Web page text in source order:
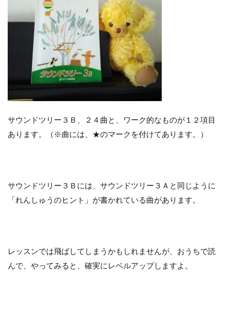
サウンドツリー３Ｂ、２４曲と、ワーク的なものが１２項目
あります。（※曲には、★のマークを付けてあります。）
サウンドツリー３Ｂには、サウンドツリー３Ａと同じように
「れんしゅうのヒント」が書かれている曲があります。
レッスンでは飛ばしてしまうかもしれませんが、おうちで読
んで、やってみると、確実にレベルアップしますよ。